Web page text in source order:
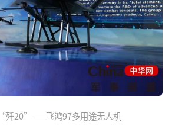
歼20”——飞鸿97多用途无人机